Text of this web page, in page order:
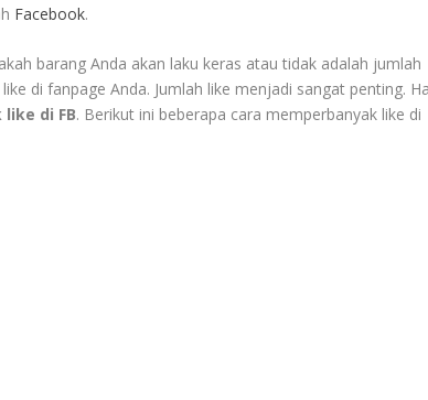
Facebook.
barang Anda akan laku keras atau tidak adalah jumlah
di fanpage Anda. Jumlah like menjadi sangat penting.
di FB. Berikut ini beberapa cara memperbanyak like di